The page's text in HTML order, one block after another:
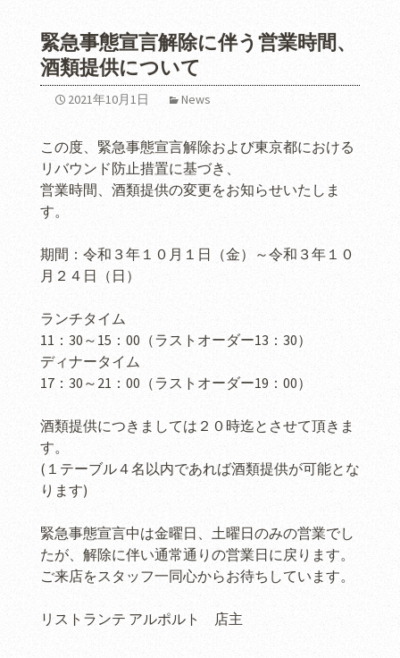
緊急事態宣言解除に伴う営業時間、
酒類提供について
2021年10月1日 News
この度、緊急事態宣言解除および東京都における
リバウンド防止措置に基づき、
営業時間、酒類提供の変更をお知らせいたしま
す。
期間：令和３年１０月１日（金）～令和３年１０
月２４日（日）
ランチタイム
11：30～15：00（ラストオーダー13：30）
ディナータイム
17：30～21：00（ラストオーダー19：00）
酒類提供につきましては２０時迄とさせて頂きま
す。
(１テーブル４名以内であれば酒類提供が可能とな
ります)
緊急事態宣言中は金曜日、土曜日のみの営業でし
たが、解除に伴い通常通りの営業日に戻ります。
ご来店をスタッフ一同心からお待ちしています。
リストランテ アルポルト 店主